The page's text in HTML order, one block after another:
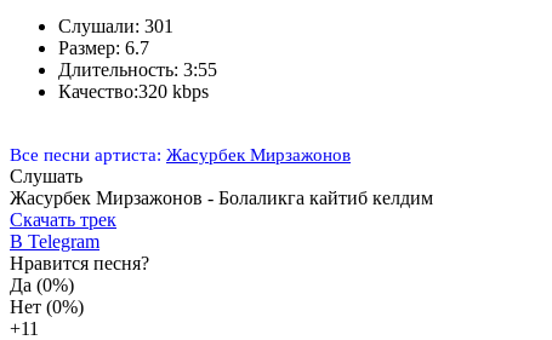
Слушали: 301
Размер: 6.7
Длительность: 3:55
Качество:320 kbps
Все песни артиста: Жасурбек Мирзажонов
Слушать
Жасурбек Мирзажонов - Болаликга кайтиб келдим
Скачать трек
В Telegram
Нравится песня?
Да (0%)
Нет (0%)
+11